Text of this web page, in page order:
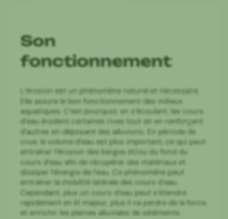
Son
fonctionnement
L’érosion est un phénomène naturel et nécessaire.
Elle assure le bon fonctionnement des milieux
aquatiques. C’est pourquoi, en s’écoulant, les cours
d’eau érodent certaines rives tout en en renforçant
d’autres en déposant des alluvions. En période de
crue, le volume d’eau est plus important, ce qui peut
entraîner l’érosion des berges et/ou du fond du
cours d’eau afin de récupérer des matériaux et
dissiper l’énergie de l’eau. Ce phénomène peut
entraîner la mobilité latérale des cours d’eau.
Cependant, plus un cours d’eau peut s’étendre
rapidement en lit majeur, plus il va perdre de la force,
et enrichir les plaines alluviales de sédiments.